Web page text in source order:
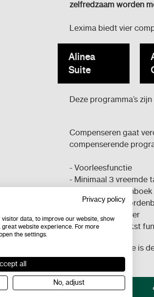
zelfredzaam worden
Lexima biedt vier
Alinea
Suite
Deze programma’s
Compenseren gaat
compenserende
- Voorleesfunctie
- Minimaal 3 vreemde
- Prisma woordenboek
- Woordvoorspeller
- Spraak-naar-tekst
*Voor Read&Write is
Premium.
Privacy policy
data, to improve our website, show
website experience. For more
the settings.
all
No, adjust